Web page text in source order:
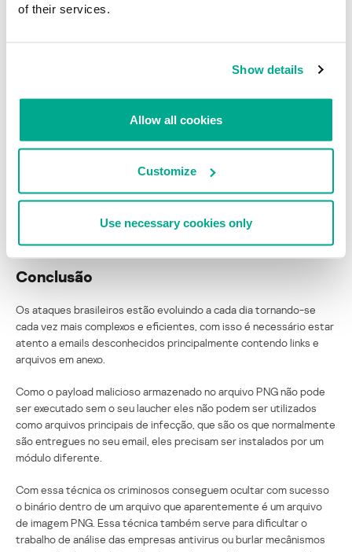
of their services.
Show details
Allow all cookies
Customize
Use necessary cookies only
Conclusão
Os ataques brasileiros estão evoluindo a cada dia tornando-se
cada vez mais complexos e eficientes, com isso é necessário estar
atento a emails desconhecidos principalmente contendo links e
arquivos em anexo.
Como o payload malicioso armazenado no arquivo PNG não pode
ser executado sem o seu laucher eles não podem ser utilizados
como arquivos principais de infecção, que são os que normalmente
são entregues no seu email, eles precisam ser instalados por um
módulo diferente.
Com essa técnica os criminosos conseguem ocultar com sucesso
o binário dentro de um arquivo que aparentemente é um arquivo
de imagem PNG. Essa técnica também serve para dificultar o
trabalho de análise das empresas antivirus ou burlar mecânismos